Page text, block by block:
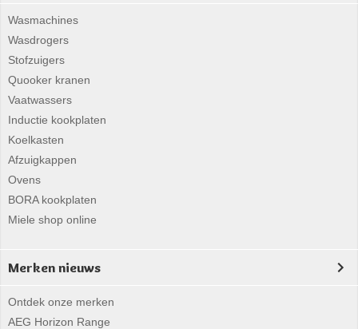
Wasmachines
Wasdrogers
Stofzuigers
Quooker kranen
Vaatwassers
Inductie kookplaten
Koelkasten
Afzuigkappen
Ovens
BORA kookplaten
Miele shop online
Merken nieuws
Ontdek onze merken
AEG Horizon Range